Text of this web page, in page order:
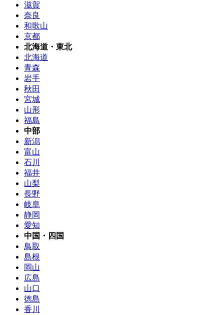
滋賀
奈良
和歌山
京都
北海道・東北
北海道
青森
岩手
秋田
宮城
山形
福島
中部
新潟
富山
石川
福井
山梨
長野
岐阜
静岡
愛知
中国・四国
鳥取
島根
岡山
広島
山口
徳島
香川